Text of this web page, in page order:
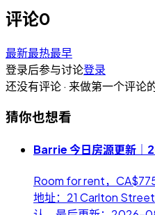
评论0
最新最热最早
登录后参与讨论登录
还没有评论 · 来做第一个评论
猜你也想看
Barrie 今日房源更新｜
Room for rent，
地址：21 Carlton